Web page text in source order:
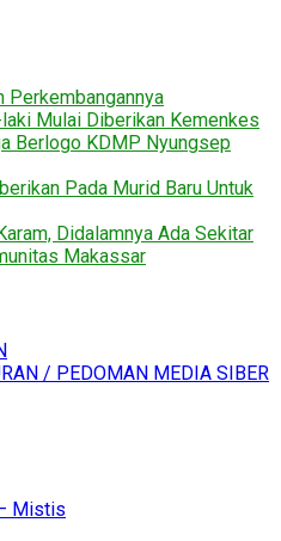
Perkembangannya
Mulai Diberikan Kemenkes
Berlogo KDMP Nyungsep
Pada Murid Baru Untuk
Didalamnya Ada Sekitar
Makassar
/ PEDOMAN MEDIA SIBER
Mistis